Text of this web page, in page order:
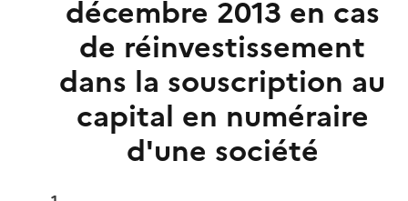
décembre 2013 en cas
de réinvestissement
dans la souscription au
capital en numéraire
d'une société